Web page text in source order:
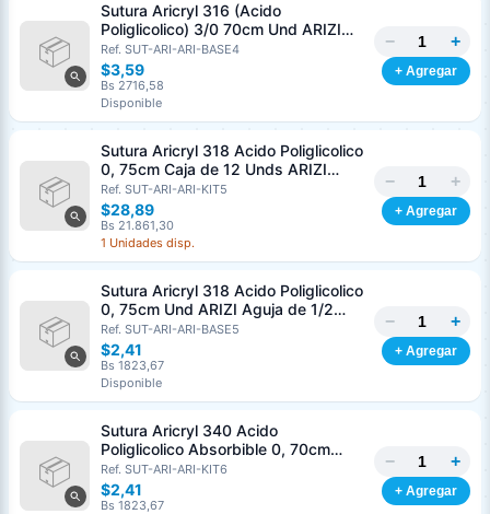
Sutura Aricryl 316 (Acido
Poliglicolico) 3/0 70cm Und ARIZI
Aguja de 1/2 Circulo Punta Conica
26mm
Ref. SUT-ARI-ARI-BASE4
$3,59
Bs 2716,58
Disponible
− +
+ Agregar
Sutura Aricryl 318 Acido Poliglicolico
0, 75cm Caja de 12 Unds ARIZI
Aguja de 1/2 Punta Cónica 26mm
Ref. SUT-ARI-ARI-KIT5
$28,89
Bs 21.861,30
1 Unidades disp.
− +
+ Agregar
Sutura Aricryl 318 Acido Poliglicolico
0, 75cm Und ARIZI Aguja de 1/2
Punta Cónica 26mm
Ref. SUT-ARI-ARI-BASE5
$2,41
Bs 1823,67
Disponible
− +
+ Agregar
Sutura Aricryl 340 Acido
Poliglicolico Absorbible 0, 70cm
Caja de 12 Unds ARIZI Aguja de 1/2
Punta Cónica 36mm
Ref. SUT-ARI-ARI-KIT6
$2,41
Bs 1823,67
− +
+ Agregar